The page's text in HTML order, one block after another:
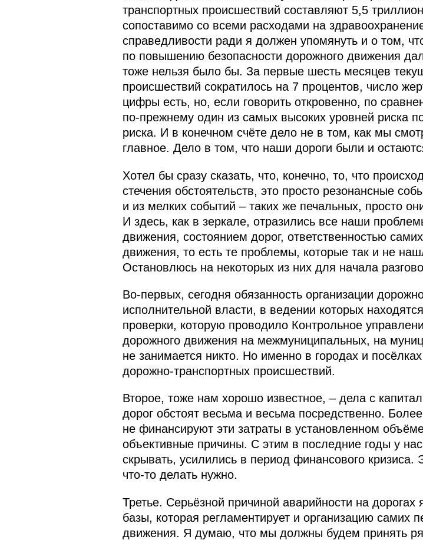
транспортных происшествий составляют 5,5
сопоставимо со всеми расходами на
справедливости ради я должен упомянуть и о том,
по повышению безопасности дорожного движения
тоже нельзя было бы. За первые шесть месяцев
происшествий сократилось на 7 процентов, число
цифры есть, но, если говорить откровенно, по
по‑прежнему один из самых высоких уровней риска
риска. И в конечном счёте дело не в том, как мы
главное. Дело в том, что наши дороги были и
Хотел бы сразу сказать, что, конечно, то, что
стечения обстоятельств, это просто резонансные
и из мелких событий – таких же печальных, просто
И здесь, как в зеркале, отразились все наши
движения, состоянием дорог, ответственностью
движения, то есть те проблемы, которые так и не
Остановлюсь на некоторых из них для начала
Во‑первых, сегодня обязанность организации
исполнительной власти, в ведении которых
проверки, которую проводило Контрольное
дорожного движения на межмуниципальных, на
не занимается никто. Но именно в городах и
дорожно-транспортных происшествий.
Второе, тоже нам хорошо известное, – дела с
дорог обстоят весьма и весьма посредственно.
не финансируют эти затраты в установленном
объективные причины. С этим в последние годы у
скрывать, усилились в период финансового
что‑то делать нужно.
Третье. Серьёзной причиной аварийности на
базы, которая регламентирует и организацию самих
движения. Я думаю, что мы должны будем принять